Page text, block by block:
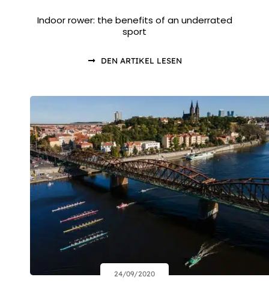
Indoor rower: the benefits of an underrated
sport
DEN ARTIKEL LESEN
24/09/2020